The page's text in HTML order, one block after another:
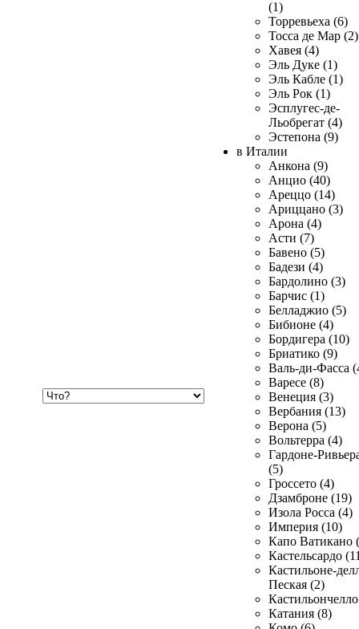
(1)
Торревьеха (6)
Тосса де Мар (2)
Хавея (4)
Эль Дуке (1)
Эль Кабле (1)
Эль Рок (1)
Эсплугес-де-
Льобрегат (4)
Эстепона (9)
в Италии
Анкона (9)
Анцио (40)
Ареццо (14)
Ариццано (3)
Арона (4)
Асти (7)
Бавено (5)
Бадези (4)
Бардолино (3)
Барчис (1)
Белладжио (5)
Бибионе (4)
Бордигера (10)
Бриатико (9)
Валь-ди-Фасса
Варесе (8)
Венеция (3)
Вербания (13)
Верона (5)
Вольтерра (4)
Гардоне-
(5)
Гроссето (4)
Дзамброне (19)
Изола Росса (4)
Империя (10)
Капо Ватикано
Кастельсардо
Кастильоне-
Пеская (2)
Катания (8)